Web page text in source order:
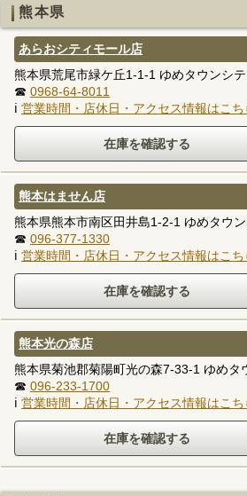
熊本県
あらおシティモール店
熊本県荒尾市緑ケ丘1-1-1 ゆめタウンシ
☎ 0968-64-8011
ℹ 営業時間・店休日・アクセス情報はこち
熊本はません店
熊本県熊本市南区田井島1-2-1 ゆめタウ
☎ 096-377-1330
ℹ 営業時間・店休日・アクセス情報はこち
熊本光の森店
熊本県菊池郡菊陽町光の森7-33-1 ゆめタ
☎ 096-233-1700
ℹ 営業時間・店休日・アクセス情報はこち